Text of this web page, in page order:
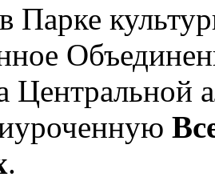
Парке
Центральной
.